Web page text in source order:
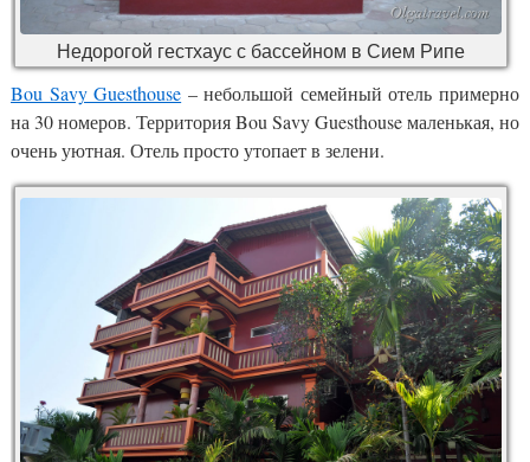
Недорогой гестхаус с бассейном в Сием Рипе
Bou Savy Guesthouse – небольшой семейный отель примерно
на 30 номеров. Территория Bou Savy Guesthouse маленькая, но
очень уютная. Отель просто утопает в зелени.